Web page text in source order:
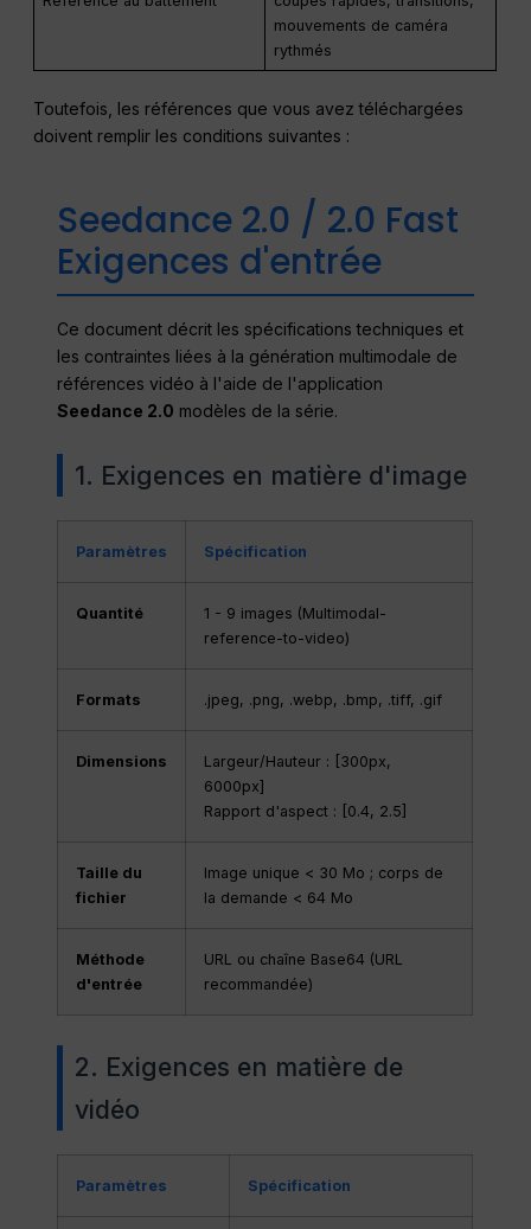
mouvements de caméra
rythmés
Toutefois, les références que vous avez téléchargées
doivent remplir les conditions suivantes :
Seedance 2.0 / 2.0 Fast
Exigences d'entrée
Ce document décrit les spécifications techniques et
les contraintes liées à la génération multimodale de
références vidéo à l'aide de l'application
Seedance 2.0 modèles de la série.
1. Exigences en matière d'image
Paramètres Spécification
Quantité
1 - 9 images (Multimodal-
reference-to-video)
Formats .jpeg, .png, .webp, .bmp, .tiff, .gif
Dimensions
Largeur/Hauteur : [300px,
6000px]
Rapport d'aspect : [0.4, 2.5]
Taille du
fichier
Image unique < 30 Mo ; corps de
la demande < 64 Mo
Méthode
d'entrée
URL ou chaîne Base64 (URL
recommandée)
2. Exigences en matière de
vidéo
Paramètres Spécification